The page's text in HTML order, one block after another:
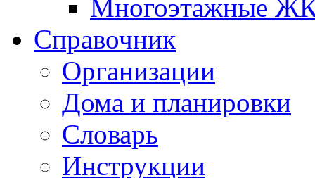
Многоэтажные
Справочник
Организации
Дома и планировки
Словарь
Инструкции